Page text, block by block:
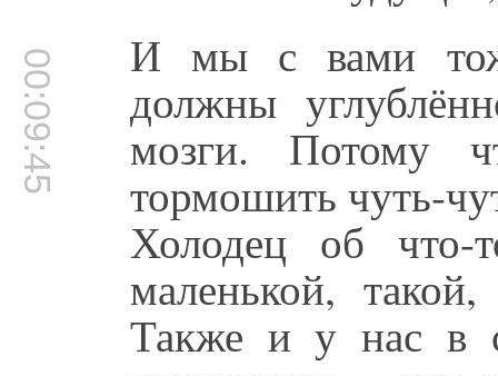
00:09:45 И мы с вами
должны
мозги. Потому
тормошить чуть-
Холодец об что-
маленькой,
Также и у нас в